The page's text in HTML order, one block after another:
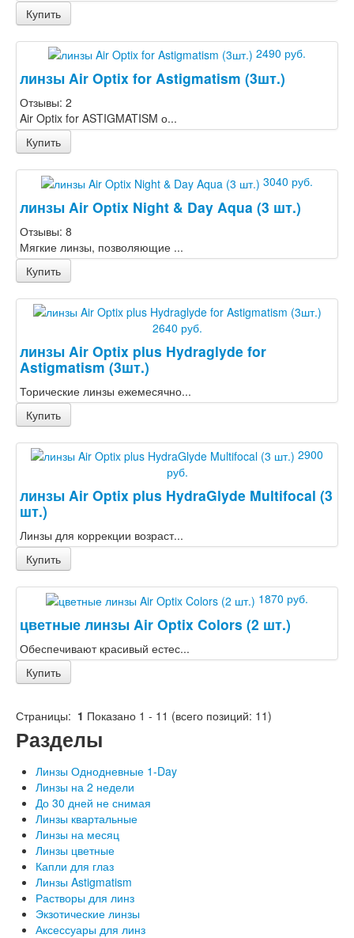
Купить
2490 руб.
линзы Air Optix for Astigmatism (3шт.)
Отзывы: 2
Air Optix for ASTIGMATISM о...
Купить
3040 руб.
линзы Air Optix Night & Day Aqua (3 шт.)
Отзывы: 8
Мягкие линзы, позволяющие ...
Купить
2640 руб.
линзы Air Optix plus Hydraglyde for
Astigmatism (3шт.)
Торические линзы ежемесячно...
Купить
2900
руб.
линзы Air Optix plus HydraGlyde Multifocal (3
шт.)
Линзы для коррекции возраст...
Купить
1870 руб.
цветные линзы Air Optix Colors (2 шт.)
Обеспечивают красивый естес...
Купить
Страницы: 1 Показано 1 - 11 (всего позиций: 11)
Разделы
Линзы Однодневные 1-Day
Линзы на 2 недели
До 30 дней не снимая
Линзы квартальные
Линзы на месяц
Линзы цветные
Капли для глаз
Линзы Astigmatism
Растворы для линз
Экзотические линзы
Аксессуары для линз